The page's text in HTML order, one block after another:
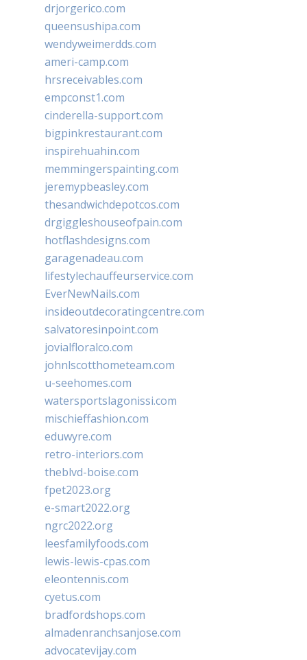
drjorgerico.com
queensushipa.com
wendyweimerdds.com
ameri-camp.com
hrsreceivables.com
empconst1.com
cinderella-support.com
bigpinkrestaurant.com
inspirehuahin.com
memmingerspainting.com
jeremypbeasley.com
thesandwichdepotcos.com
drgiggleshouseofpain.com
hotflashdesigns.com
garagenadeau.com
lifestylechauffeurservice.com
EverNewNails.com
insideoutdecoratingcentre.com
salvatoresinpoint.com
jovialfloralco.com
johnlscotthometeam.com
u-seehomes.com
watersportslagonissi.com
mischieffashion.com
eduwyre.com
retro-interiors.com
theblvd-boise.com
fpet2023.org
e-smart2022.org
ngrc2022.org
leesfamilyfoods.com
lewis-lewis-cpas.com
eleontennis.com
cyetus.com
bradfordshops.com
almadenranchsanjose.com
advocatevijay.com